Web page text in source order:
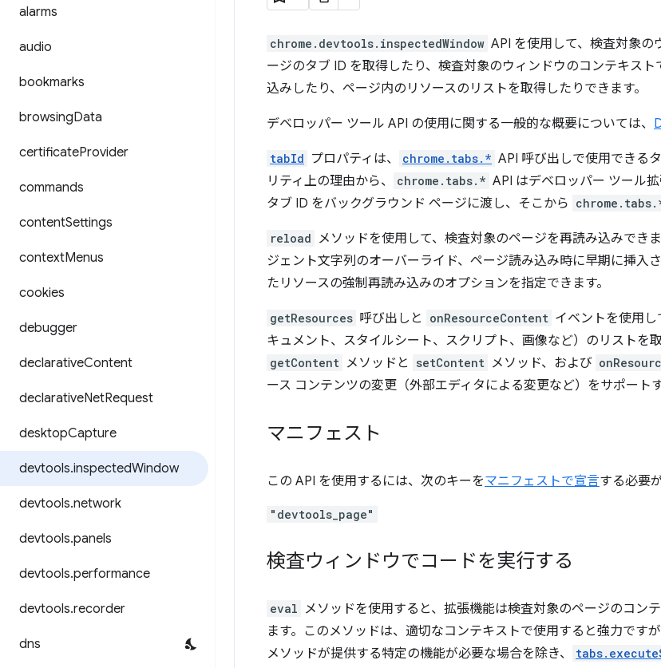
alarms
audio
bookmarks
browsingData
certificateProvider
commands
contentSettings
contextMenus
cookies
debugger
declarativeContent
declarativeNetRequest
desktopCapture
devtools.inspectedWindow
devtools.network
devtools.panels
devtools.performance
devtools.recorder
dns
chrome.devtools.inspectedWindow API を使用して、検査対象の
ージのタブ ID を取得したり、検査対象のウィンドウのコンテキス
込みしたり、ページ内のリソースのリストを取得したりできます。
デベロッパー ツール API の使用に関する一般的な概要については、
tabId プロパティは、 chrome.tabs.* API 呼び出しで使用できる
リティ上の理由から、
chrome.tabs.* API はデベロッパー ツール
タブ ID をバックグラウンド ページに渡し、そこから
reload メソッドを使用して、検査対象のページを再読み込みでき
ジェント文字列のオーバーライド、ページ読み込み時に早期に挿入
たリソースの強制再読み込みのオプションを指定できます。
getResources 呼び出しと onResourceContent イベントを使用
キュメント、スタイルシート、スクリプト、画像など）のリストを取
getContent メソッドと setContent メソッド、および
ース コンテンツの変更（外部エディタによる変更など）をサポート
マニフェスト
この API を使用するには、次のキーをマニフェストで宣言する必要
"devtools_page"
検査ウィンドウでコードを実行する
eval メソッドを使用すると、拡張機能は検査対象のページのコン
ます。このメソッドは、適切なコンテキストで使用すると強力です
メソッドが提供する特定の機能が必要な場合を除き、